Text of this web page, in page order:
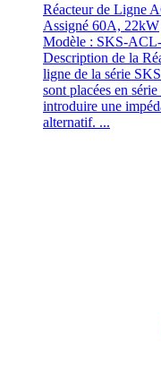
Réacteur de Ligne
Assigné 60A, 22kW
Modèle : SKS-
Description de la
ligne de la série
sont placées en
introduire une
alternatif. ...